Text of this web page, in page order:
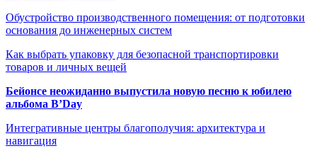
Обустройство производственного помещения: от подготовки
основания до инженерных систем
Как выбрать упаковку для безопасной транспортировки
товаров и личных вещей
Бейонсе неожиданно выпустила новую песню к юбилею
альбома B’Day
Интегративные центры благополучия: архитектура и
навигация